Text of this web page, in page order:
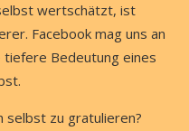
wertschätzt, ist
Facebook mag uns an
Bedeutung eines
selbst zu gratulieren?